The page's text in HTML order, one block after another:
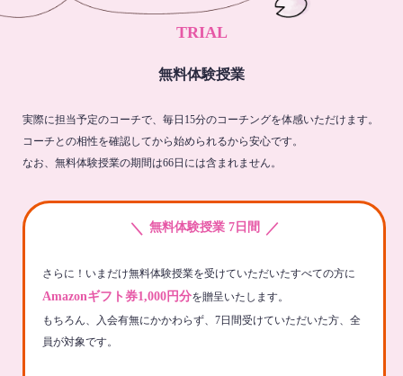
TRIAL
無料体験授業
実際に担当予定のコーチで、毎日15分のコーチングを体感いただけます。
コーチとの相性を確認してから始められるから安心です。
なお、無料体験授業の期間は66日には含まれません。
＼ 無料体験授業 7日間 ／
さらに！いまだけ無料体験授業を受けていただいたすべての方に
Amazonギフト券1,000円分を贈呈いたします。
もちろん、入会有無にかかわらず、7日間受けていただいた方、全
員が対象です。